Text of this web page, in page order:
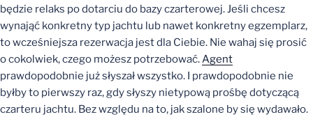
będzie relaks po dotarciu do bazy czarterowej. Jeśli chcesz
wynająć konkretny typ jachtu lub nawet konkretny egzemplarz,
to wcześniejsza rezerwacja jest dla Ciebie. Nie wahaj się prosić
o cokolwiek, czego możesz potrzebować.Agent
prawdopodobnie już słyszał wszystko. I prawdopodobnie nie
byłby to pierwszy raz, gdy słyszy nietypową prośbę dotyczącą
czarteru jachtu. Bez względu na to, jak szalone by się wydawało.